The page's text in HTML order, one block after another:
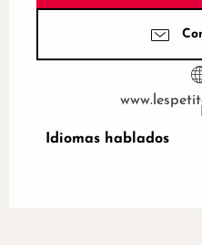
Idiomas hablados
Idiomas hablados